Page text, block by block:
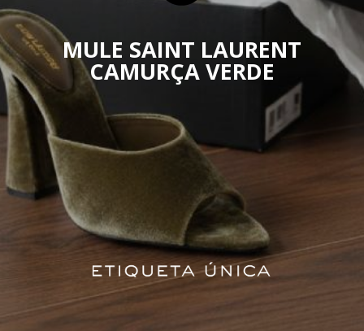
MULE SAINT LAURENT
CAMURÇA VERDE